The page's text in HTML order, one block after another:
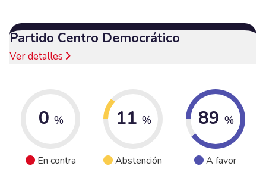
Partido Centro Democrático
Ver detalles
0 %
En contra
11 %
Abstención
89 %
A favor